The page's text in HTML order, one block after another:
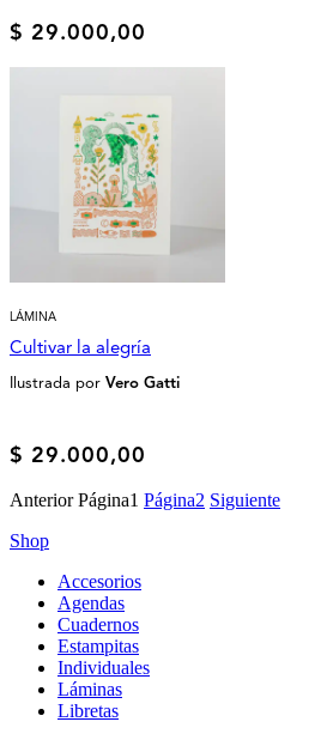
$ 29.000,00
LÁMINA
Cultivar la alegría
Ilustrada por Vero Gatti
$ 29.000,00
Anterior Página1 Página2 Siguiente
Shop
Accesorios
Agendas
Cuadernos
Estampitas
Individuales
Láminas
Libretas